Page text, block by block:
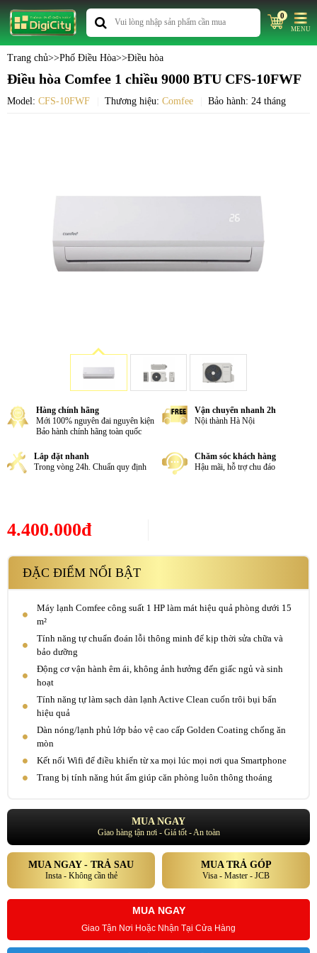
0
MENU
Trang chủ>>Phố Điều Hòa>>Điều hòa
Điều hòa Comfee 1 chiều 9000 BTU CFS-10FWF
Model: CFS-10FWF Thương hiệu: Comfee Bảo hành: 24 tháng
Hàng chính hãng
Mới 100% nguyên đai nguyên kiện
Bảo hành chính hãng toàn quốc
Vận chuyển nhanh 2h
Nội thành Hà Nội
Lắp đặt nhanh
Trong vòng 24h. Chuẩn quy định
Chăm sóc khách hàng
Hậu mãi, hỗ trợ chu đáo
4.400.000đ
ĐẶC ĐIỂM NỔI BẬT
Máy lạnh Comfee công suất 1 HP làm mát hiệu quả phòng dưới 15
m²
Tính năng tự chuẩn đoán lỗi thông minh để kịp thời sửa chữa và
bảo dưỡng
Động cơ vận hành êm ái, không ảnh hưởng đến giấc ngủ và sinh
hoạt
Tính năng tự làm sạch dàn lạnh Active Clean cuốn trôi bụi bẩn
hiệu quả
Dàn nóng/lạnh phủ lớp bảo vệ cao cấp Golden Coating chống ăn
mòn
Kết nối Wifi để điều khiển từ xa mọi lúc mọi nơi qua Smartphone
Trang bị tính năng hút ẩm giúp căn phòng luôn thông thoáng
MUA NGAY
Giao hàng tận nơi - Giá tốt - An toàn
MUA NGAY - TRẢ SAU
Insta - Không cần thẻ
MUA TRẢ GÓP
Visa - Master - JCB
MUA NGAY
Giao Tận Nơi Hoặc Nhận Tại Cửa Hàng